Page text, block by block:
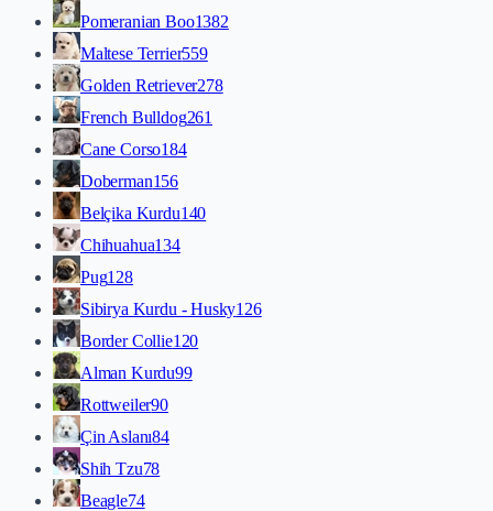
Pomeranian Boo1382
Maltese Terrier559
Golden Retriever278
French Bulldog261
Cane Corso184
Doberman156
Belçika Kurdu140
Chihuahua134
Pug128
Sibirya Kurdu - Husky126
Border Collie120
Alman Kurdu99
Rottweiler90
Çin Aslanı84
Shih Tzu78
Beagle74